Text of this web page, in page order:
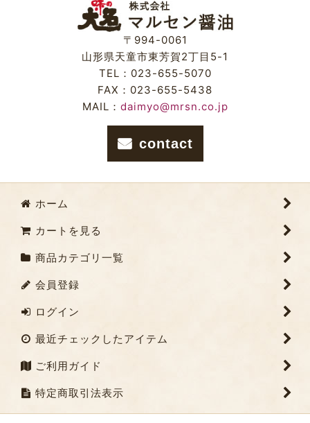
〒994-0061
山形県天童市東芳賀2丁目5-1
TEL：023-655-5070
FAX：023-655-5438
MAIL： daimyo@mrsn.co.jp
contact
ホーム
カートを見る
商品カテゴリ一覧
会員登録
ログイン
最近チェックしたアイテム
ご利用ガイド
特定商取引法表示